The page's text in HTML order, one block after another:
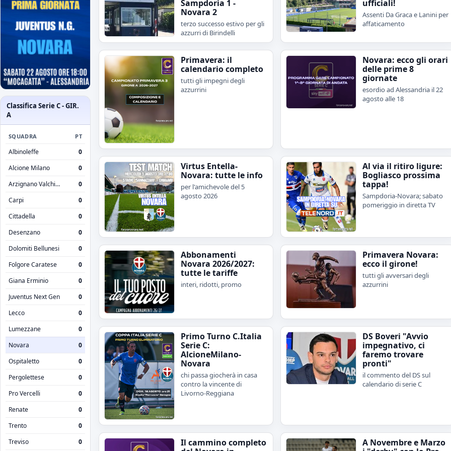
Classifica Serie C - GIR.
A
SQUADRA PT
Albinoleffe
0
Alcione Milano
0
Arzignano Valchiampo
0
Carpi
0
Cittadella
0
Desenzano
0
Dolomiti Bellunesi
0
Folgore Caratese
0
Giana Erminio
0
Juventus Next Gen
0
Lecco
0
Lumezzane
0
Novara
0
Ospitaletto
0
Pergolettese
0
Pro Vercelli
0
Renate
0
Trento
0
Treviso
0
Sampdoria 1 -
Novara 2
terzo successo estivo per gli
azzurri di Birindelli
ufficiali!
Assenti Da Graca e Lanini per
affaticamento
Primavera: il
calendario completo
tutti gli impegni degli
azzurrini
Novara: ecco gli orari
delle prime 8
giornate
esordio ad Alessandria il 22
agosto alle 18
Virtus Entella-
Novara: tutte le info
per l'amichevole del 5
agosto 2026
Al via il ritiro ligure:
Bogliasco prossima
tappa!
Sampdoria-Novara; sabato
pomeriggio in diretta TV
Abbonamenti
Novara 2026/2027:
tutte le tariffe
interi, ridotti, promo
Primavera Novara:
ecco il girone!
tutti gli avversari degli
azzurrini
Primo Turno C.Italia
Serie C:
AlcioneMilano-
Novara
chi passa giocherà in casa
contro la vincente di
Livorno-Reggiana
DS Boveri "Avvio
impegnativo, ci
faremo trovare
pronti"
il commento del DS sul
calendario di serie C
Il cammino completo
A Novembre e Marzo